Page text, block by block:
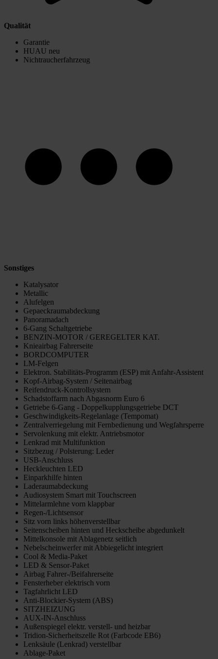
Qualität
Garantie
HUAU neu
Nichtraucherfahrzeug
Sonstiges
Katalysator
Metallic
Alufelgen
Gepaeckraumabdeckung
Panoramadach
6-Gang Schaltgetriebe
BENZIN-MOTOR / GEREGELTER KAT.
Knieairbag Fahrerseite
BORDCOMPUTER
LM-Felgen
Elektron. Stabilitäts-Programm (ESP) mit Anfahr-Assistent
Kopf-Airbag-System / Seitenairbag
Reifendruck-Kontrollsystem
Schadstoffarm nach Abgasnorm Euro 6
Getriebe 6-Gang - Doppelkupplungsgetriebe DCT
Geschwindigkeits-Regelanlage (Tempomat)
Zentralverriegelung mit Fernbedienung und Wegfahrsperre
Servolenkung mit elektr. Antriebsmotor
Lenkrad mit Multifunktion
Sitzbezug / Polsterung: Leder
USB-Anschluss
Heckleuchten LED
Einparkhilfe hinten
Laderaumabdeckung
Audiosystem Smart mit Touchscreen
Mittelarmlehne vorn klappbar
Regen-/Lichtsensor
Sitz vorn links höhenverstellbar
Seitenscheiben hinten und Heckscheibe abgedunkelt
Mittelkonsole mit Ablagenetz seitlich
Nebelscheinwerfer mit Abbiegelicht integriert
Cool & Media-Paket
LED & Sensor-Paket
Airbag Fahrer-/Beifahrerseite
Fensterheber elektrisch vorn
Tagfahrlicht LED
Anti-Blockier-System (ABS)
SITZHEIZUNG
AUX-IN-Anschluss
Außenspiegel elektr. verstell- und heizbar
Tridion-Sicherheitszelle Rot (Farbcode EB6)
Lenksäule (Lenkrad) verstellbar
Ablage-Paket